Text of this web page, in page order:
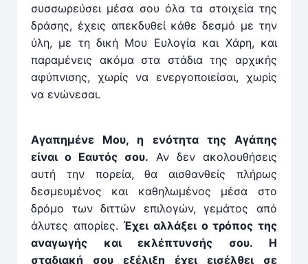
συσ­­σω­ρεύσει μέσα σου όλα τα στοιχεία της
δράσης, έχεις απεκ­δυθεί κάθε δεσμό με την
ύλη, με τη δική Μου Ευλογία και Χάρη, και
παραμένεις ακόμα στα στάδια της αρ­χικής
αφύ­πνισης, χωρίς να ενερ­γοποιείσαι, χωρίς
να ενώνεσαι.
Αγαπημένε Μου, η ενότητα της Αγάπης
είναι ο Εαυτός σου. Αν δεν ακολουθήσεις
αυτή την ­πορεία, θα αισθαν­θείς πλήρως
δεσμευμένος και καθηλωμένος μέσα στο
δρόμο των διτ­τών επιλογών, γεμάτος από
άλυτες απορίες. Έχει αλ­λάξει ο τρόπος της
αναγωγής και εκλέπτυνσής σου. Η
σταδιακή σου εξέλιξη έχει εισέλθει σε